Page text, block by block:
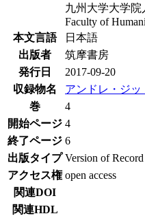
九州大学大学院
Faculty of
本文言語
日本語
出版者
筑摩書房
発行日
2017-09-20
収録物名
アンドレ・ジッ
巻
4
開始ページ 4
終了ページ 6
出版タイプ Version of Record
アクセス権 open access
関連DOI
関連HDL